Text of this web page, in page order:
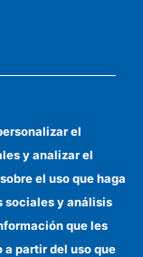
el
y analizar el
el uso que haga
sociales y análisis
que les
partir del uso que